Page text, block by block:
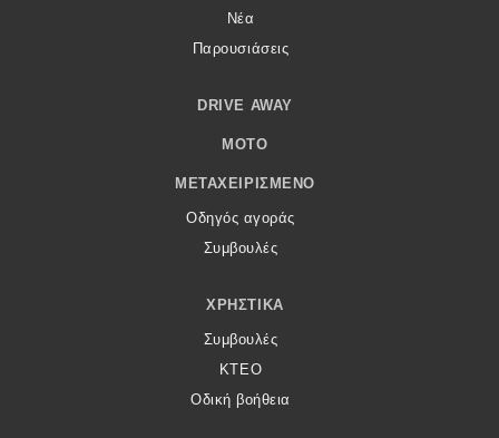
Νέα
Παρουσιάσεις
DRIVE AWAY
MOTO
ΜΕΤΑΧΕΙΡΙΣΜΈΝΟ
Οδηγός αγοράς
Συμβουλές
ΧΡΗΣΤΙΚΆ
Συμβουλές
ΚΤΕΟ
Οδική βοήθεια